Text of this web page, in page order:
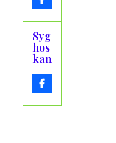
Sygdomme
hos
kaniner